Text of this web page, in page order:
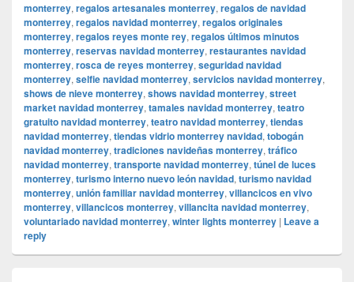
monterrey, regalos artesanales monterrey, regalos de navidad
monterrey, regalos navidad monterrey, regalos originales
monterrey, regalos reyes monte rey, regalos últimos minutos
monterrey, reservas navidad monterrey, restaurantes navidad
monterrey, rosca de reyes monterrey, seguridad navidad
monterrey, selfie navidad monterrey, servicios navidad monterrey,
shows de nieve monterrey, shows navidad monterrey, street
market navidad monterrey, tamales navidad monterrey, teatro
gratuito navidad monterrey, teatro navidad monterrey, tiendas
navidad monterrey, tiendas vidrio monterrey navidad, tobogán
navidad monterrey, tradiciones navideñas monterrey, tráfico
navidad monterrey, transporte navidad monterrey, túnel de luces
monterrey, turismo interno nuevo león navidad, turismo navidad
monterrey, unión familiar navidad monterrey, villancicos en vivo
monterrey, villancicos monterrey, villancita navidad monterrey,
voluntariado navidad monterrey, winter lights monterrey | Leave a
reply